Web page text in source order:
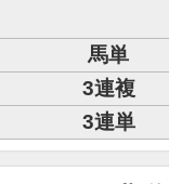
馬単
3連複
3連単